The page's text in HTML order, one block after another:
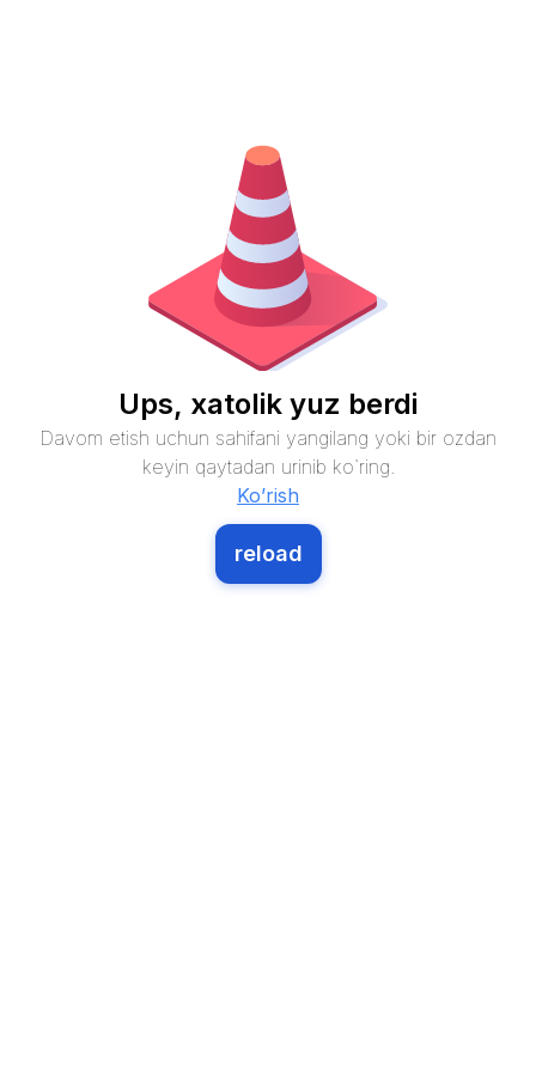
Ups, xatolik yuz berdi
Davom etish uchun sahifani yangilang yoki bir ozdan
keyin qaytadan urinib ko`ring.
Ko’rish
reload